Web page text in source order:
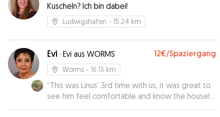
Kuscheln? Ich bin dabei!
Ludwigshafen - 15.24 km
Evi · Evi aus WORMS 12€/Spaziergang
Worms - 16.13 km
“This was Linus’ 3rd time with us, it was great to
see him feel comfortable and know the house!
Great fun!”